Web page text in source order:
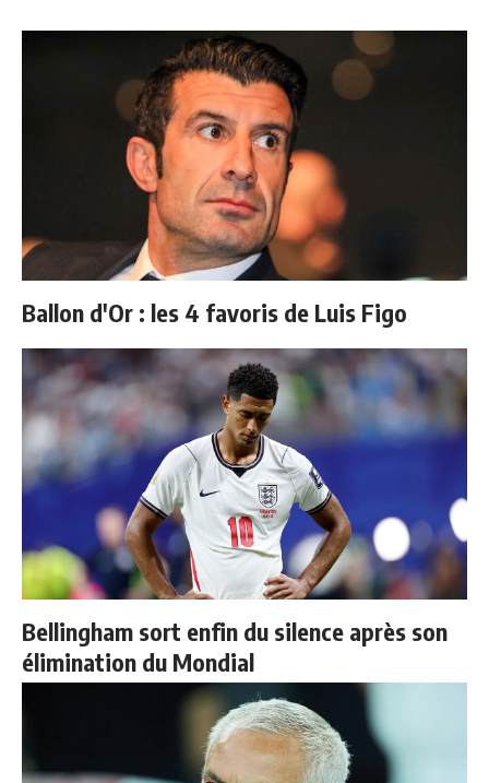
Ballon d'Or : les 4 favoris de Luis Figo
Bellingham sort enfin du silence après son
élimination du Mondial